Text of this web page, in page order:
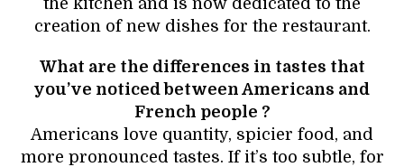
the kitchen and is now dedicated to the
creation of new dishes for the restaurant.
What are the differences in tastes that
you’ve noticed between Americans and
French people ?
Americans love quantity, spicier food, and
more pronounced tastes. If it’s too subtle, for